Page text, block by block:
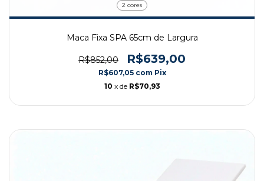
2 cores
Maca Fixa SPA 65cm de Largura
R$852,00 R$639,00
R$607,05 com Pix
10 x de R$70,93